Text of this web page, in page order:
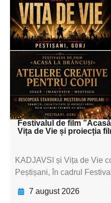
Adaugă
textul pentru
textul
textul
Festivalul de film
Vița de Vie și proiecția
KADJAVSI și Vița de Vie
Peștișani, în cadrul
7 august 2026